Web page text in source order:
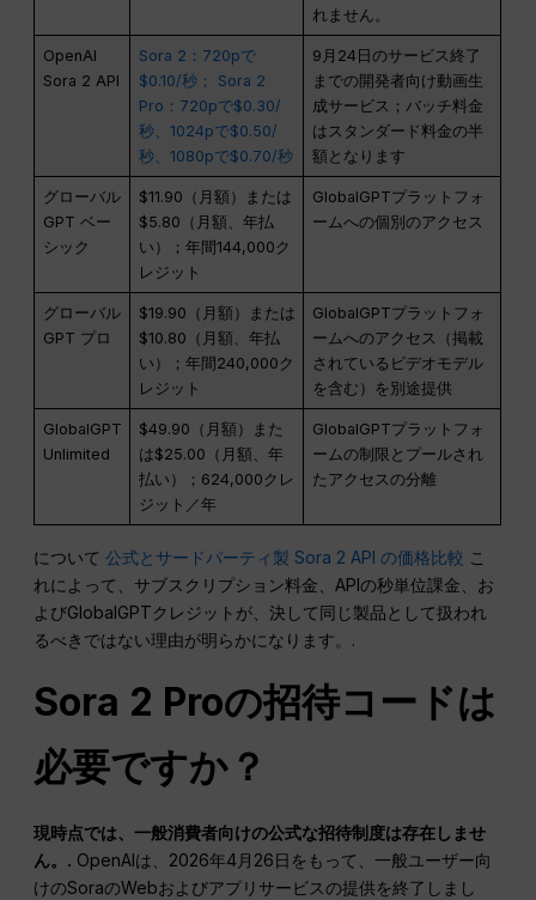
れません。
OpenAI
Sora 2 API
Sora 2：720pで
$0.10/秒； Sora 2
Pro：720pで$0.30/
秒、1024pで$0.50/
秒、1080pで$0.70/秒
9月24日のサービス終了
までの開発者向け動画生
成サービス；バッチ料金
はスタンダード料金の半
額となります
グローバル
GPT ベー
シック
$11.90（月額）または
$5.80（月額、年払
い）；年間144,000ク
レジット
GlobalGPTプラットフォ
ームへの個別のアクセス
グローバル
GPT プロ
$19.90（月額）または
$10.80（月額、年払
い）；年間240,000ク
レジット
GlobalGPTプラットフォ
ームへのアクセス（掲載
されているビデオモデル
を含む）を別途提供
GlobalGPT
Unlimited
$49.90（月額）また
は$25.00（月額、年
払い）；624,000クレ
ジット／年
GlobalGPTプラットフォ
ームの制限とプールされ
たアクセスの分離
について公式とサードパーティ製 Sora 2 API の価格比較 こ
れによって、サブスクリプション料金、APIの秒単位課金、お
よびGlobalGPTクレジットが、決して同じ製品として扱われ
るべきではない理由が明らかになります。.
Sora 2 Proの招待コードは
必要ですか？
現時点では、一般消費者向けの公式な招待制度は存在しませ
ん。. OpenAIは、2026年4月26日をもって、一般ユーザー向
けのSoraのWebおよびアプリサービスの提供を終了しまし